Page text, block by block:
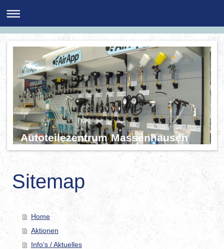
Autoteilezentrum Massenhausen
Sitemap
Home
Aktionen
Info's / Aktuelles